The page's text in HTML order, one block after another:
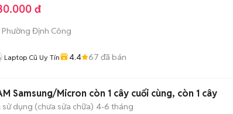
đ
Phường Định Công
Laptop Cũ Uy Tín 4.4 67 đã bán
Samsung/Micron còn 1 cây cuối cùng, còn 1 cây
dụng (chưa sửa chữa) 4-6 tháng